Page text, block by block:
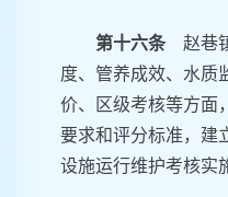
第十六条 赵巷
度、管养成效、水质
价、区级考核等方面
要求和评分标准，建
设施运行维护考核实